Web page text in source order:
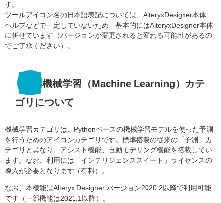
す。
ツールアイコン名の日本語表記については、AlteryxDesigner本体、
ヘルプなどで一定していないため、基本的にはAlteryxDesigner本体
に併せています（バージョンが変更されると変わる可能性があるの
でご了承ください）。
機械学習（Machine Learning）カテ
ゴリについて
機械学習カテゴリは、Pythonベースの機械学習モデルを使った予測
を行う ためのアイコンカテゴリです。標準搭載の従来の「予測」カ
テゴリと異なり、アシスト機能、自動モデリング機能を搭載してい
ます。なお、利用には「インテリジェンススイート」ライセンスの
導入が必要となります（有料）。
なお、本機能はAlteryx Designer バージョン2020.2以降で利用可能
です（一部機能は2021.1以降）。